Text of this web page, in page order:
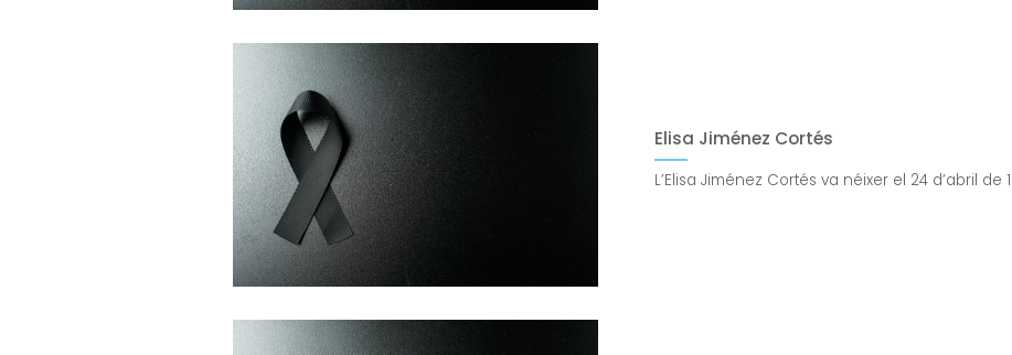
Elisa Jiménez Cortés
L’Elisa Jiménez Cortés va néixer el 24 d’abril